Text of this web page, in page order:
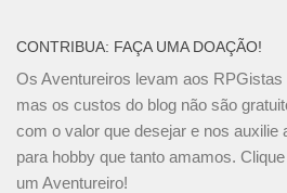
CONTRIBUA: FAÇA UMA DOAÇÃO!
Os Aventureiros levam aos RPGistas
mas os custos do blog não são
com o valor que desejar e nos auxilie
para hobby que tanto amamos.
um Aventureiro!